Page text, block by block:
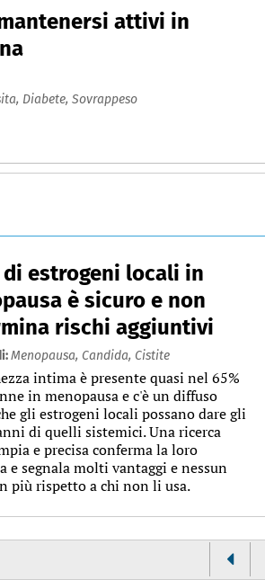
attivi in
Diabete, Sovrappeso
di estrogeni locali in
è sicuro e non
rischi aggiuntivi
Menopausa, Candida, Cistite
intima è presente quasi nel 65%
in menopausa e c'è un diffuso
gli estrogeni locali possano dare gli
di quelli sistemici. Una ricerca
e precisa conferma la loro
e segnala molti vantaggi e nessun
più rispetto a chi non li usa.